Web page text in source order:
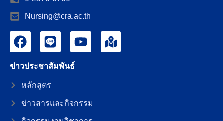
Nursing@cra.ac.th
ข่าวประชาสัมพันธ์
หลักสูตร
ข่าวสารและกิจกรรม